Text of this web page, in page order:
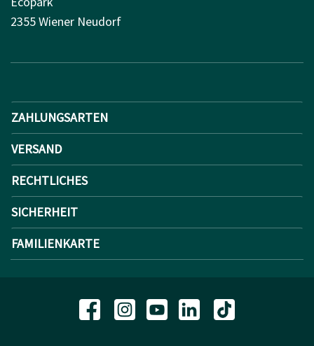
2355 Wiener Neudorf
ZAHLUNGSARTEN
VERSAND
RECHTLICHES
SICHERHEIT
FAMILIENKARTE